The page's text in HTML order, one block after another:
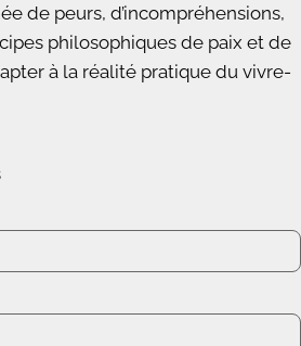
de peurs, d’incompréhensions,
philosophiques de paix et de
à la réalité pratique du vivre-